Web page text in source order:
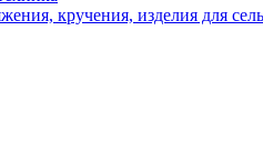
кручения, изделия для